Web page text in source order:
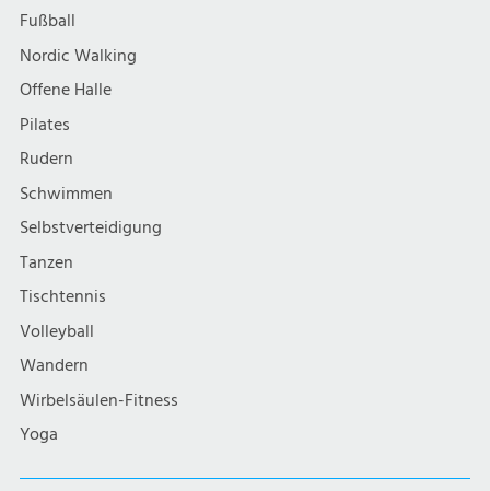
Fußball
Nordic Walking
Offene Halle
Pilates
Rudern
Schwimmen
Selbstverteidigung
Tanzen
Tischtennis
Volleyball
Wandern
Wirbelsäulen-Fitness
Yoga